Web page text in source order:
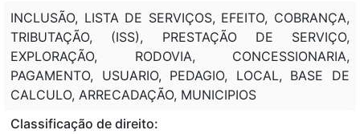
INCLUSÃO, LISTA DE SERVIÇOS, EFEITO, COBRANÇA,
TRIBUTAÇÃO, (ISS), PRESTAÇÃO DE SERVIÇO,
EXPLORAÇÃO, RODOVIA, CONCESSIONARIA,
PAGAMENTO, USUARIO, PEDAGIO, LOCAL, BASE DE
CALCULO, ARRECADAÇÃO, MUNICIPIOS
Classificação de direito: